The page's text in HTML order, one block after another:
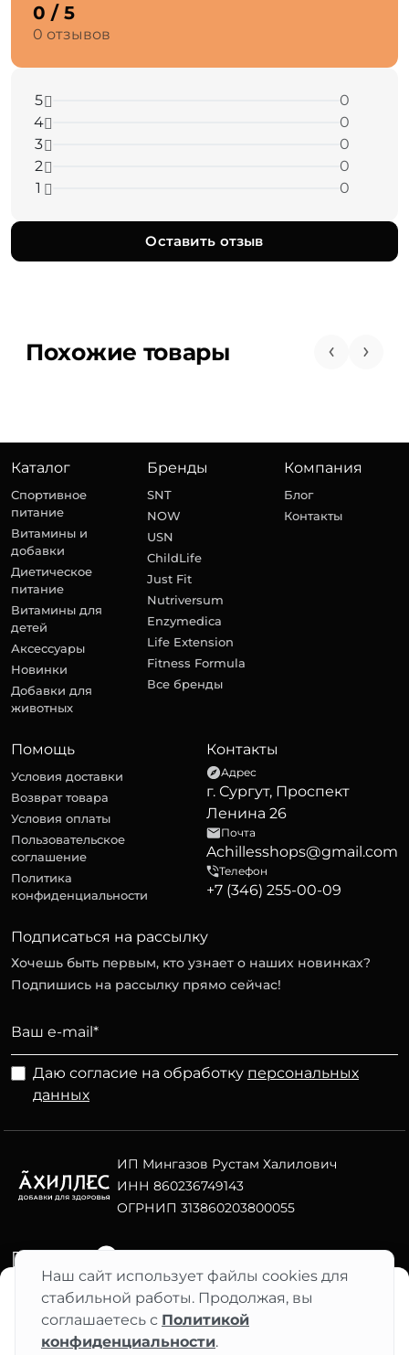
490 ₽ Нет в наличии
0 / 5
0 отзывов
5
0
4
0
3
0
2
0
1
0
Оставить отзыв
Похожие товары
Наш сайт использует файлы cookies для
стабильной работы. Продолжая, вы
соглашаетесь с Политикой
конфиденциальности.
Каталог
Спортивное
питание
Витамины и
добавки
Диетическое
питание
Витамины для
детей
Аксессуары
Новинки
Добавки для
животных
Бренды
SNT
NOW
USN
ChildLife
Just Fit
Nutriversum
Enzymedica
Life Extension
Fitness Formula
Все бренды
Компания
Блог
Контакты
Помощь
Условия доставки
Возврат товара
Условия оплаты
Пользовательское
соглашение
Политика
конфиденциальности
Контакты
Адрес
г. Сургут, Проспект
Ленина 26
Почта
Achillesshops@gmail.com
Телефон
+7 (346) 255-00-09
Подписаться на рассылку
Хочешь быть первым, кто узнает о наших новинках?
Подпишись на рассылку прямо сейчас!
Даю согласие на обработку персональных
данных
ИП Мингазов Рустам Халилович
ИНН 860236749143
ОГРНИП 313860203800055
"АХИЛЛЕС" 2012–2026 ©
Разработка сайта Nuts Digital